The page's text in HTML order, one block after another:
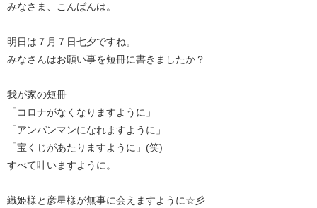
みなさま、こんばんは。
明日は７月７日七夕ですね。
みなさんはお願い事を短冊に書きましたか？
我が家の短冊
「コロナがなくなりますように」
「アンパンマンになれますように」
「宝くじがあたりますように」(笑)
すべて叶いますように。
織姫様と彦星様が無事に会えますように☆彡